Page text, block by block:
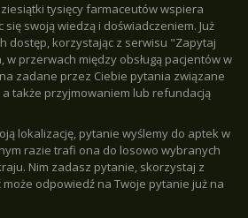
tysięcy farmaceutów wspiera
swoją wiedzą i doświadczeniem. Już
dostęp, korzystając z serwisu "Zapytaj
w przerwach między obsługą pacjentów w
zadane przez Ciebie pytania związane
także przyjmowaniem lub refundacją
lokalizację, pytanie wyślemy do aptek w
razie trafi ona do losowo wybranych
Nim zadasz pytanie, skorzystaj z
odpowiedź na Twoje pytanie już na